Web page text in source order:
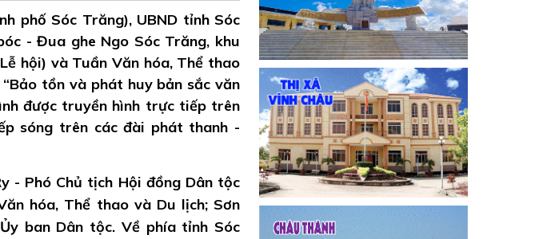
phố Sóc Trăng), UBND tỉnh Sóc
- Đua ghe Ngo Sóc Trăng, khu
hội) và Tuần Văn hóa, Thể thao
tồn và phát huy bản sắc văn
được truyền hình trực tiếp trên
sóng trên các đài phát thanh -
- Phó Chủ tịch Hội đồng Dân tộc
hóa, Thể thao và Du lịch; Sơn
ban Dân tộc. Về phía tỉnh Sóc